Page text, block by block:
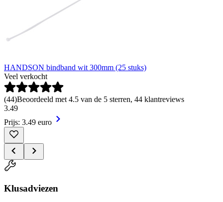
HANDSON bindband wit 300mm (25 stuks)
Veel verkocht
(44)Beoordeeld met 4.5 van de 5 sterren, 44 klantreviews
3.49
Prijs: 3.49 euro
Klusadviezen